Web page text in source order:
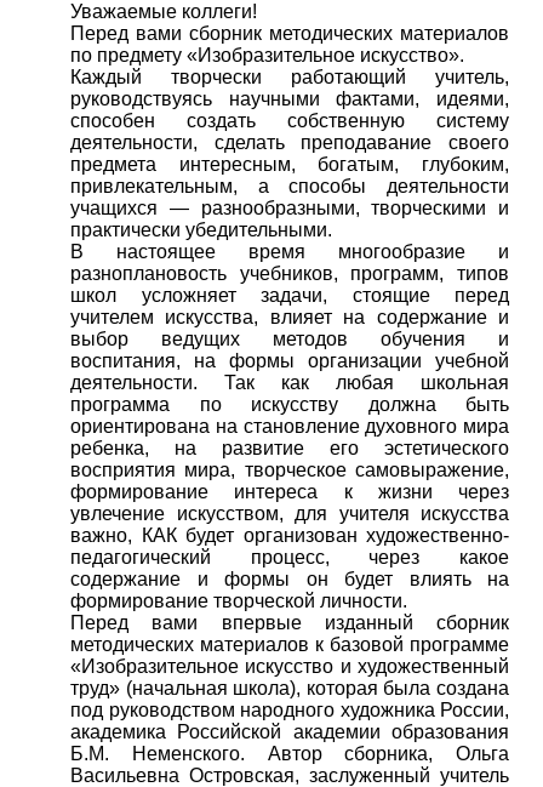
Уважаемые коллеги!
Перед вами сборник методических материалов
по предмету «Изобразительное искусство».
Каждый творчески работающий учитель,
руководствуясь научными фактами, идеями,
способен создать собственную систему
деятельности, сделать преподавание своего
предмета интересным, богатым, глубоким,
привлекательным, а способы деятельности
учащихся — разнообразными, творческими и
практически убедительными.
В настоящее время многообразие и
разноплановость учебников, программ, типов
школ усложняет задачи, стоящие перед
учителем искусства, влияет на содержание и
выбор ведущих методов обучения и
воспитания, на формы организации учебной
деятельности. Так как любая школьная
программа по искусству должна быть
ориентирована на становление духовного мира
ребенка, на развитие его эстетического
восприятия мира, творческое самовыражение,
формирование интереса к жизни через
увлечение искусством, для учителя искусства
важно, КАК будет организован художественно-
педагогический процесс, через какое
содержание и формы он будет влиять на
формирование творческой личности.
Перед вами впервые изданный сборник
методических материалов к базовой программе
«Изобразительное искусство и художественный
труд» (начальная школа), которая была создана
под руководством народного художника России,
академика Российской академии образования
Б.М. Неменского. Автор сборника, Ольга
Васильевна Островская, заслуженный учитель